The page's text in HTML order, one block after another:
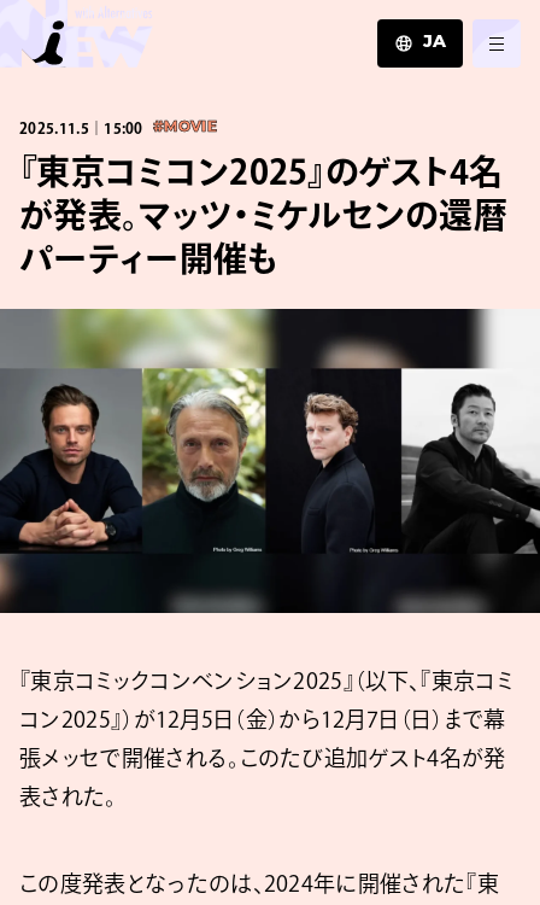
JA
ZH
2025.11.5｜15:00 #MOVIE
『東京コミコン2025』のゲスト4名
が発表。マッツ・ミケルセンの還暦
パーティー開催も
『東京コミックコンベンション2025』（以下、『東京コミ
コン2025』）が12月5日（金）から12月7日（日）まで幕
張メッセで開催される。このたび追加ゲスト4名が発
表された。
この度発表となったのは、2024年に開催された『東